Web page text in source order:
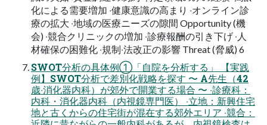
化による需要増加 ‧健康意識の⾼まり ‧オンライン診
療の拡⼤ ‧地域の医療ニーズの隙間 Opportunity (機
会) ‧競合クリニックの増加 ‧診療報酬の引き下げ ‧⼈
材確保の困難化 ‧規制‧法改正の影響 Threat (脅威) 6
SWOT分析の具体例①「⾃院を分析する」 【実践
例】SWOT分析で差別化戦略を探す 〜 A先⽣（42
歳‧消化器内科）が郊外で開業する場合 〜 ‧診療科：
内科・消化器内科（内視鏡専門医） ‧立地：新興住宅
地と古くからの住宅街が混在する郊外エリア ‧競合：